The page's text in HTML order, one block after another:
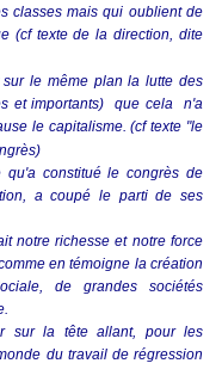
classes mais qui oublient de
(cf texte de la direction, dite
le même plan la lutte des
et importants) que cela n'a
le capitalisme. (cf texte "le
constitué le congrès de
a coupé le parti de ses
notre richesse et notre force
en témoigne la création
de grandes sociétés
sur la tête allant, pour les
du travail de régression